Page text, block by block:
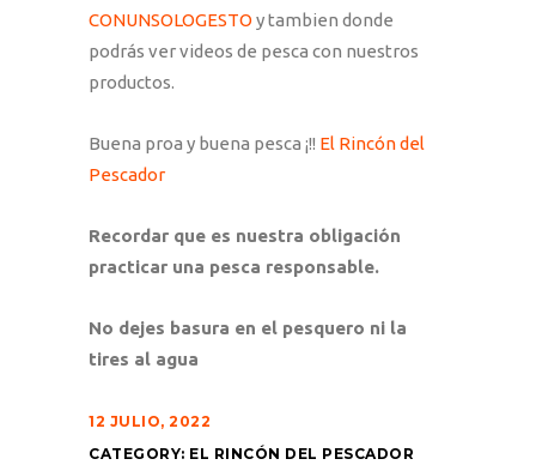
CONUNSOLOGESTO y tambien donde
podrás ver videos de pesca con nuestros
productos.
Buena proa y buena pesca ¡!! El Rincón del
Pescador
Recordar que es nuestra obligación
practicar una pesca responsable.
No dejes basura en el pesquero ni la
tires al agua
12 JULIO, 2022
CATEGORY: EL RINCÓN DEL PESCADOR